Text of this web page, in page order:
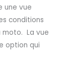
une vue
conditions
moto. La vue
option qui